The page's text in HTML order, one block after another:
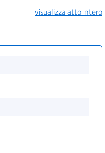
visualizza atto intero